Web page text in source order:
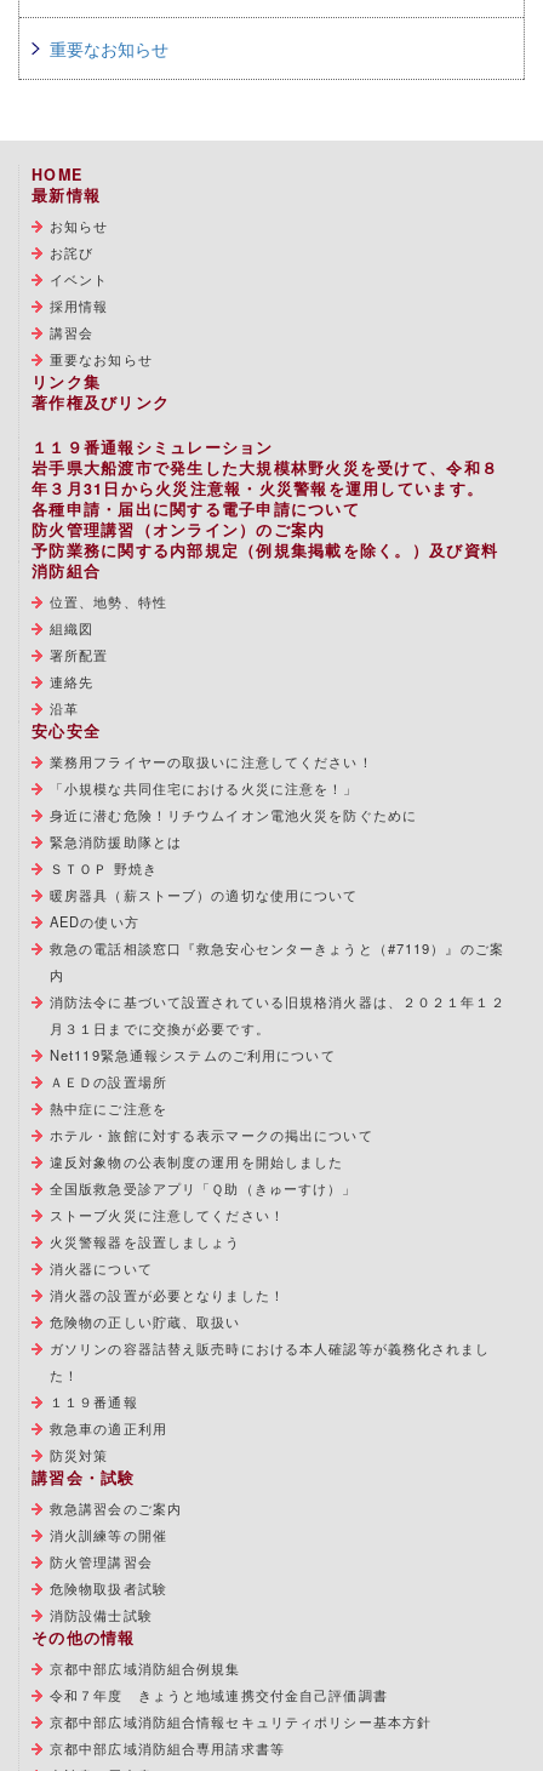
重要なお知らせ
HOME
最新情報
お知らせ
お詫び
イベント
採用情報
講習会
重要なお知らせ
リンク集
著作権及びリンク
１１９番通報シミュレーション
岩手県大船渡市で発生した大規模林野火災を受けて、令和８
年３月31日から火災注意報・火災警報を運用しています。
各種申請・届出に関する電子申請について
防火管理講習（オンライン）のご案内
予防業務に関する内部規定（例規集掲載を除く。）及び資料
消防組合
位置、地勢、特性
組織図
署所配置
連絡先
沿革
安心安全
業務用フライヤーの取扱いに注意してください！
「小規模な共同住宅における火災に注意を！」
身近に潜む危険！リチウムイオン電池火災を防ぐために
緊急消防援助隊とは
ＳＴＯＰ 野焼き
暖房器具（薪ストーブ）の適切な使用について
AEDの使い方
救急の電話相談窓口『救急安心センターきょうと（#7119）』のご案
内
消防法令に基づいて設置されている旧規格消火器は、２０２１年１２
月３１日までに交換が必要です。
Net119緊急通報システムのご利用について
ＡＥＤの設置場所
熱中症にご注意を
ホテル・旅館に対する表示マークの掲出について
違反対象物の公表制度の運用を開始しました
全国版救急受診アプリ「Ｑ助（きゅーすけ）」
ストーブ火災に注意してください！
火災警報器を設置しましょう
消火器について
消火器の設置が必要となりました！
危険物の正しい貯蔵、取扱い
ガソリンの容器詰替え販売時における本人確認等が義務化されまし
た！
１１９番通報
救急車の適正利用
防災対策
講習会・試験
救急講習会のご案内
消火訓練等の開催
防火管理講習会
危険物取扱者試験
消防設備士試験
その他の情報
京都中部広域消防組合例規集
令和７年度 きょうと地域連携交付金自己評価調書
京都中部広域消防組合情報セキュリティポリシー基本方針
京都中部広域消防組合専用請求書等